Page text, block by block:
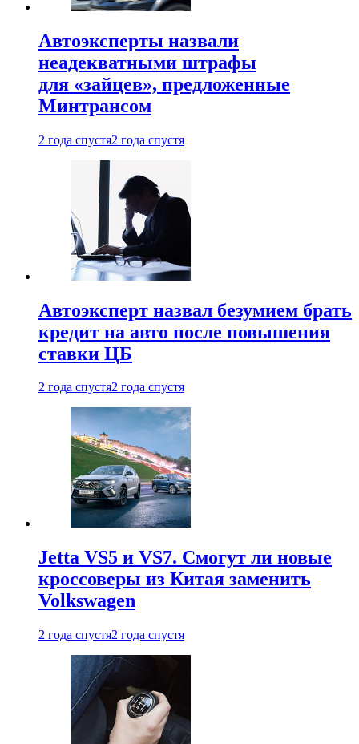
Автоэксперты назвали
неадекватными штрафы
для «зайцев», предложенные
Минтрансом
2 года спустя2 года спустя
Автоэксперт назвал безумием брать
кредит на авто после повышения
ставки ЦБ
2 года спустя2 года спустя
Jetta VS5 и VS7. Смогут ли новые
кроссоверы из Китая заменить
Volkswagen
2 года спустя2 года спустя